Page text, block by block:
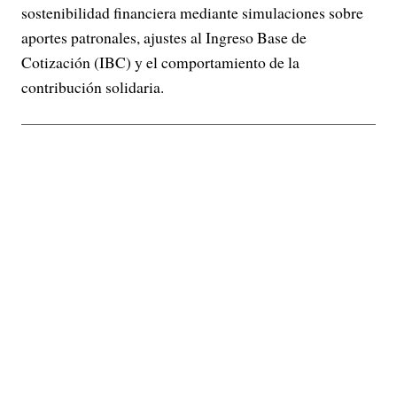
sostenibilidad financiera mediante simulaciones sobre
aportes patronales, ajustes al Ingreso Base de
Cotización (IBC) y el comportamiento de la
contribución solidaria.